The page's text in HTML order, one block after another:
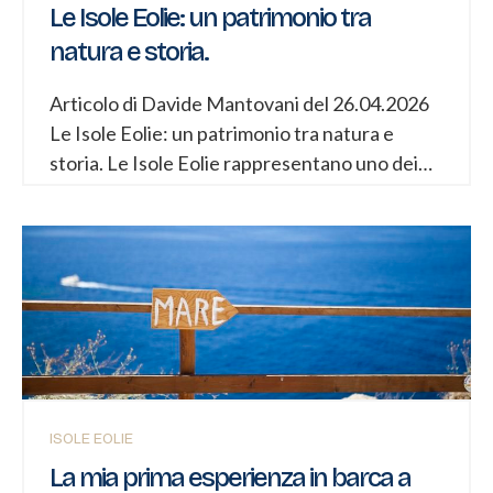
Le Isole Eolie: un patrimonio tra
natura e storia.
Articolo di Davide Mantovani del 26.04.2026
Le Isole Eolie: un patrimonio tra natura e
storia. Le Isole Eolie rappresentano uno dei
luogo in cui la natura vulcanica, la storia
millenaria e i paesaggi selvaggi si intrecciano
dando vita a un patrimonio unico. Questo
arcipelago, situato nel Mar Tirreno a nord
della Sicilia, non è soltanto una meta turistica,
ma un vero e proprio laboratorio a cielo aperto
dove archeologia e trekking si incontrano. In
questo articolo approfondiremo i principali siti
ISOLE EOLIE
La mia prima esperienza in barca a